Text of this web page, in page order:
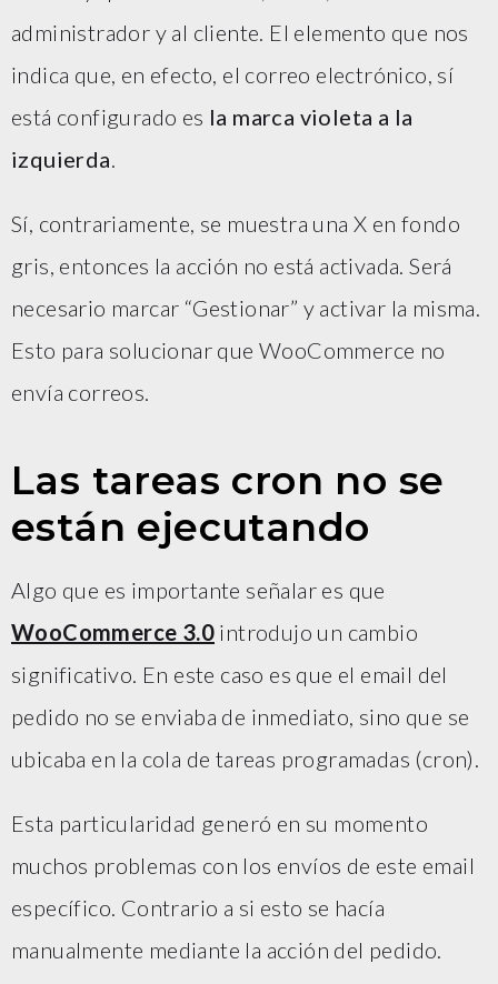
administrador y al cliente. El elemento que nos
indica que, en efecto, el correo electrónico, sí
está configurado es la marca violeta a la
izquierda.
Sí, contrariamente, se muestra una X en fondo
gris, entonces la acción no está activada. Será
necesario marcar “Gestionar” y activar la misma.
Esto para solucionar que WooCommerce no
envía correos.
Las tareas cron no se
están ejecutando
Algo que es importante señalar es que
WooCommerce 3.0 introdujo un cambio
significativo. En este caso es que el email del
pedido no se enviaba de inmediato, sino que se
ubicaba en la cola de tareas programadas (cron).
Esta particularidad generó en su momento
muchos problemas con los envíos de este email
específico. Contrario a si esto se hacía
manualmente mediante la acción del pedido.